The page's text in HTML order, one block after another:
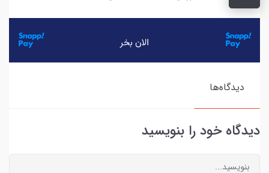
دیدگاه‌ها
دیدگاه خود را بنویسید